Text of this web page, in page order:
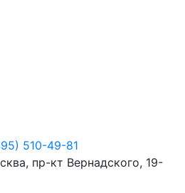
510-49-81
пр-кт Вернадского, 19-